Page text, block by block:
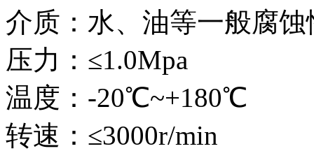
介质：水、油等一般腐蚀
压力：≤1.0Mpa
温度：-20℃~+180℃
转速：≤3000r/min